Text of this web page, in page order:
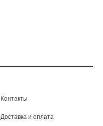
Контакты
Доставка и оплата